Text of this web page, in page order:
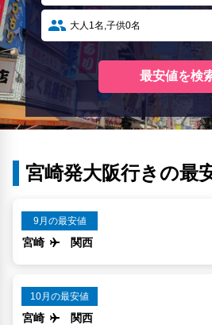
宮崎発大阪行きの最
9月の最安値
宮崎 関西
10月の最安値
宮崎 関西